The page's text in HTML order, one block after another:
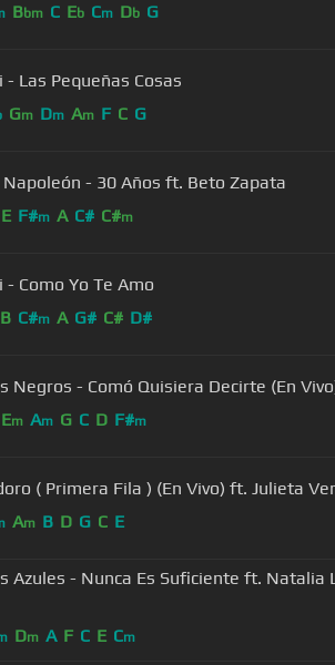
Bbm C Eb Cm Db G
- Las Pequeñas Cosas
Gm Dm Am F C G
- 30 Años ft. Beto Zapata
E F#m A C# C#m
- Como Yo Te Amo
B C#m A G# C# D#
Negros - Comó Quisiera Decirte (En
Em Am G C D F#m
( Primera Fila ) (En Vivo) ft. Julieta
Am B D G C E
Azules - Nunca Es Suficiente ft. Natalia
Dm A F C E Cm